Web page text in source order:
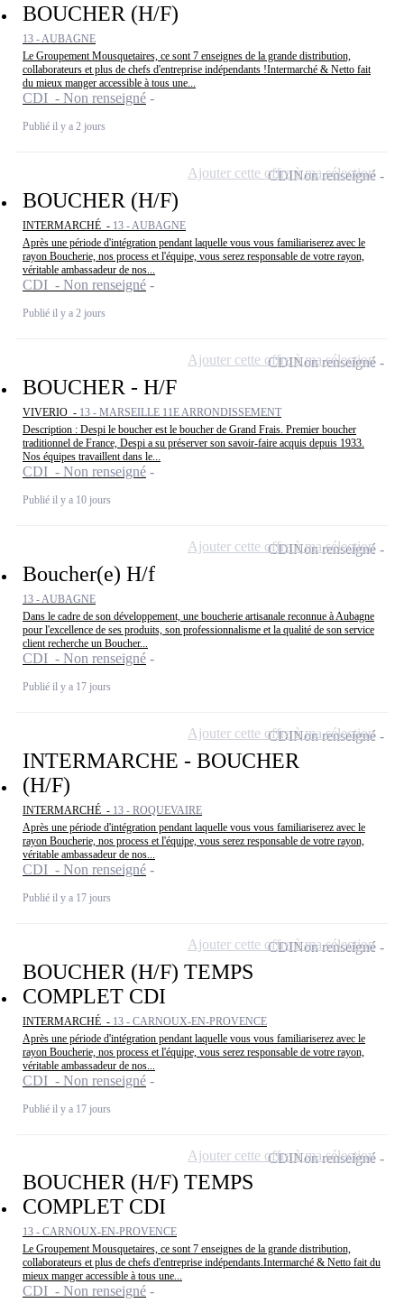
BOUCHER (H/F)
13 - AUBAGNE
Le Groupement Mousquetaires, ce sont 7 enseignes de la grande distribution,
collaborateurs et plus de chefs d'entreprise indépendants !Intermarché & Netto fait
du mieux manger accessible à tous une...
CDI - Non renseigné
Publié il y a 2 jours
BOUCHER (H/F)
INTERMARCHÉ - 13 - AUBAGNE
Après une période d'intégration pendant laquelle vous vous familiariserez avec le
rayon Boucherie, nos process et l'équipe, vous serez responsable de votre rayon,
véritable ambassadeur de nos...
CDI - Non renseigné
Publié il y a 2 jours
CDINon renseigné
Ajouter cette offre à ma sélection
BOUCHER - H/F
VIVERIO - 13 - MARSEILLE 11E ARRONDISSEMENT
Description : Despi le boucher est le boucher de Grand Frais. Premier boucher
traditionnel de France, Despi a su préserver son savoir-faire acquis depuis 1933.
Nos équipes travaillent dans le...
CDI - Non renseigné
Publié il y a 10 jours
CDINon renseigné
Ajouter cette offre à ma sélection
Boucher(e) H/f
13 - AUBAGNE
Dans le cadre de son développement, une boucherie artisanale reconnue à Aubagne
pour l'excellence de ses produits, son professionnalisme et la qualité de son service
client recherche un Boucher...
CDI - Non renseigné
Publié il y a 17 jours
CDINon renseigné
Ajouter cette offre à ma sélection
INTERMARCHE - BOUCHER
(H/F)
INTERMARCHÉ - 13 - ROQUEVAIRE
Après une période d'intégration pendant laquelle vous vous familiariserez avec le
rayon Boucherie, nos process et l'équipe, vous serez responsable de votre rayon,
véritable ambassadeur de nos...
CDI - Non renseigné
Publié il y a 17 jours
CDINon renseigné
Ajouter cette offre à ma sélection
BOUCHER (H/F) TEMPS
COMPLET CDI
INTERMARCHÉ - 13 - CARNOUX-EN-PROVENCE
Après une période d'intégration pendant laquelle vous vous familiariserez avec le
rayon Boucherie, nos process et l'équipe, vous serez responsable de votre rayon,
véritable ambassadeur de nos...
CDI - Non renseigné
Publié il y a 17 jours
CDINon renseigné
Ajouter cette offre à ma sélection
BOUCHER (H/F) TEMPS
COMPLET CDI
13 - CARNOUX-EN-PROVENCE
Le Groupement Mousquetaires, ce sont 7 enseignes de la grande distribution,
collaborateurs et plus de chefs d'entreprise indépendants.Intermarché & Netto fait du
mieux manger accessible à tous une...
CDI - Non renseigné
CDINon renseigné
Ajouter cette offre à ma sélection